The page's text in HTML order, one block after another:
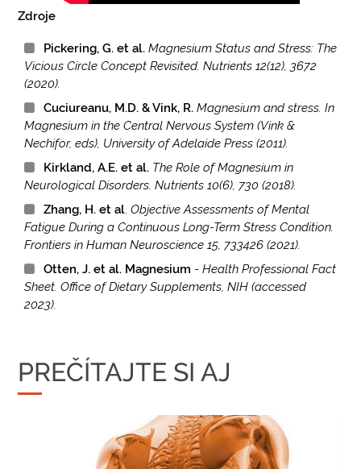
Zdroje
Pickering, G. et al. Magnesium Status and Stress: The
Vicious Circle Concept Revisited. Nutrients 12(12), 3672
(2020).
Cuciureanu, M.D. & Vink, R. Magnesium and stress. In
Magnesium in the Central Nervous System (Vink &
Nechifor, eds), University of Adelaide Press (2011).
Kirkland, A.E. et al. The Role of Magnesium in
Neurological Disorders. Nutrients 10(6), 730 (2018).
Zhang, H. et al. Objective Assessments of Mental
Fatigue During a Continuous Long-Term Stress Condition.
Frontiers in Human Neuroscience 15, 733426 (2021).
Otten, J. et al. Magnesium - Health Professional Fact
Sheet. Office of Dietary Supplements, NIH (accessed
2023).
PREČÍTAJTE SI AJ